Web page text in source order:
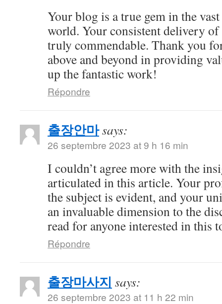
Your blog is a true gem in the
world. Your consistent delivery
truly commendable. Thank you
above and beyond in providing
up the fantastic work!
Répondre
출장안마says:
26 septembre 2023 at 9 h 16 min
I couldn’t agree more with the
articulated in this article. Your
the subject is evident, and your
an invaluable dimension to the
read for anyone interested in this
Répondre
출장마사지 says:
26 septembre 2023 at 11 h 22 min